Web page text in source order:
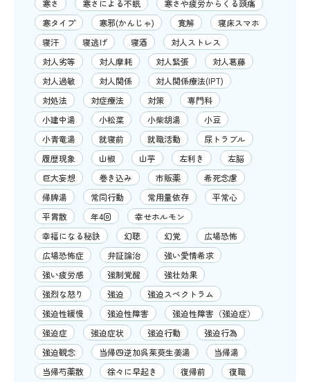
寒さ
寒さによる不眠
寒さや疲労からくる頭痛
寒タイプ
寒邪(かんじゃ) 寛解
寝床スマホ
寝汗
寝逃げ 寝酒
対人ストレス
対人劣等
対人摩耗 対人緊張
対人葛藤
対人過敏
対人関係
対人関係療法(IPT)
対処法
対症療法 対策
専門科
小建中湯
小松菜 小柴胡湯
小豆
小青竜湯
就寝前 就職活動
尿トラブル
履歴現象
山椒 山芋 左利き
左脳
巨大妄想
巻き込み 市販薬
希死念慮
帰脾湯
常同行動 常用量依存
平常心
平胃散
年4回
幸せホルモン
幸福になる秘訣
幻聴 幻覚
広場恐怖
広場恐怖症
弁証論治
強い愛情希求
強い疲労感
強制覚醒
強壮効果
強烈な怒り
強迫
強迫スペクトラム
強迫性緩慢
強迫性障害
強迫性障害（強迫症）
強迫症
強迫症状 強迫行動
強迫行為
強迫観念
当帰四逆加呉茱萸生姜湯
当帰湯
当帰芍薬散
徐々に早起き 復帰前
復職